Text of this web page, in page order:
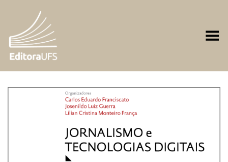
Toggle Menu